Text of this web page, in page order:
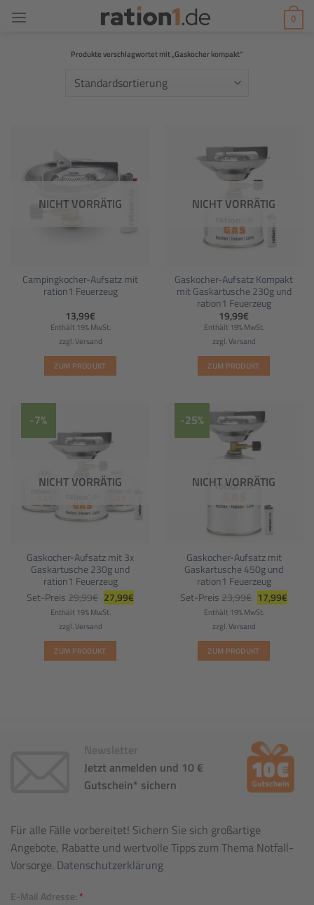
Inhalt
0
Produkte verschlagwortet mit „Gaskocher kompakt“
NICHT VORRÄTIG
Campingkocher-Aufsatz mit
ration1 Feuerzeug
13,99€
Enthält 19% MwSt.
zzgl.Versand
ZUM PRODUKT
NICHT VORRÄTIG
Gaskocher-Aufsatz Kompakt
mit Gaskartusche 230g und
ration1 Feuerzeug
19,99€
Enthält 19% MwSt.
zzgl.Versand
ZUM PRODUKT
-7%
NICHT VORRÄTIG
Gaskocher-Aufsatz mit 3x
Gaskartusche 230g und
ration1 Feuerzeug
Set-Preis 29,99€ Ursprünglicher
Preis
war:
27,99€Aktueller
Preis
Enthält 19% MwSt.
zzgl.Versand
ZUM PRODUKT
-25%
NICHT VORRÄTIG
Gaskocher-Aufsatz mit
Gaskartusche 450g und
ration1 Feuerzeug
Set-Preis 23,99€ Preis
war:
17,99€Preis
Enthält 19% MwSt.
zzgl.Versand
ZUM PRODUKT
Newsletter
Jetzt anmelden und 10 €
Gutschein* sichern
Für alle Fälle vorbereitet! Sichern Sie sich großartige
Angebote, Rabatte und wertvolle Tipps zum Thema Notfall-
Vorsorge. Datenschutzerklärung
E-Mail Adresse: *